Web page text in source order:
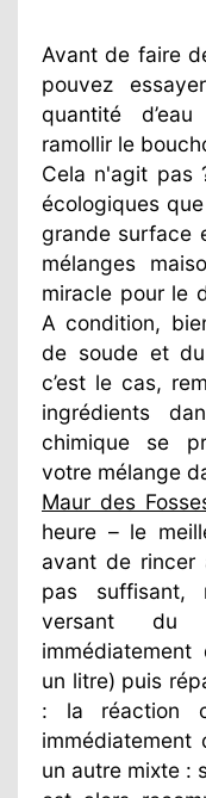
Avant de faire
pouvez
quantité
ramollir le
Cela n'agit pas
écologiques
grande surface
mélanges
miracle pour le
A condition,
de soude et
c’est le cas,
ingrédients
chimique se
votre mélange
Maur des
heure – le
avant de rincer
pas suffisant,
versant du
un litre) puis
: la réaction
un autre mixte :